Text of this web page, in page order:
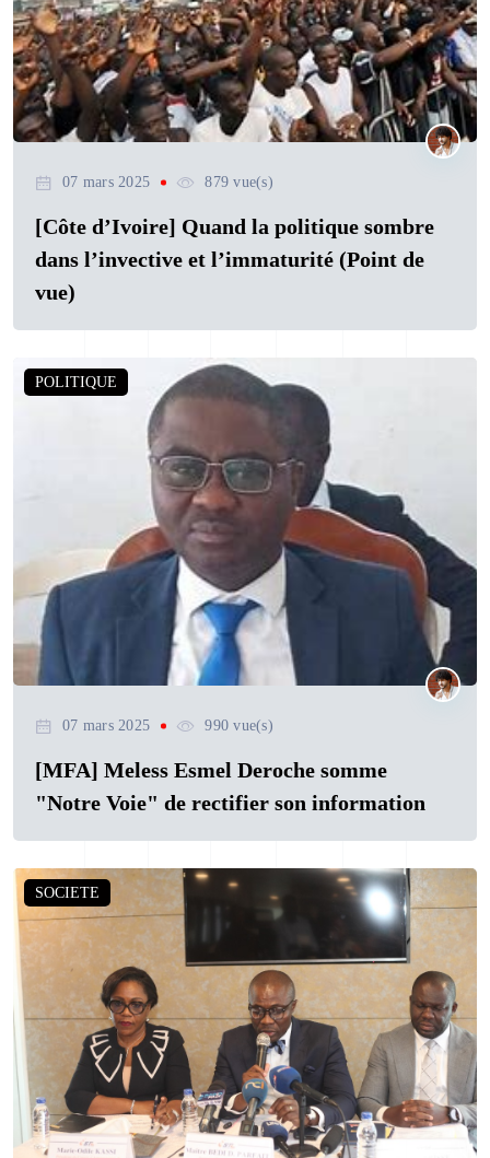
07 mars 2025 879 vue(s)
[Côte d’Ivoire] Quand la politique sombre
dans l’invective et l’immaturité (Point de
vue)
POLITIQUE
07 mars 2025 990 vue(s)
[MFA] Meless Esmel Deroche somme
"Notre Voie" de rectifier son information
SOCIETE